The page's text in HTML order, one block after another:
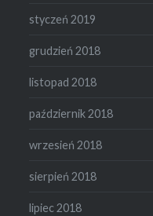
styczeń 2019
grudzień 2018
listopad 2018
październik 2018
wrzesień 2018
sierpień 2018
lipiec 2018